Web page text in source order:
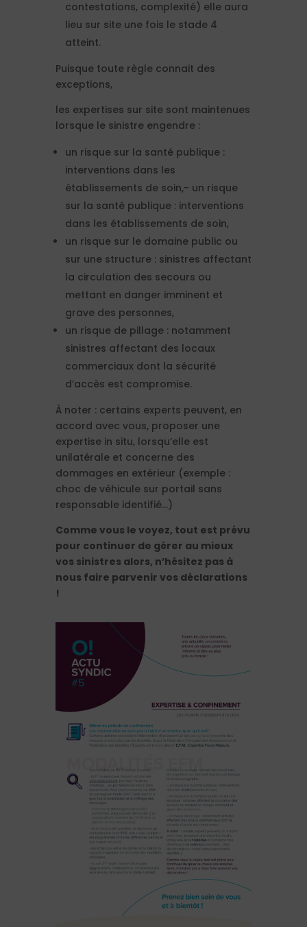
contestations, complexité) elle aura
lieu sur site une fois le stade 4
atteint.
Puisque toute règle connait des
exceptions,
les expertises sur site sont maintenues
lorsque le sinistre engendre :
un risque sur la santé publique :
interventions dans les
établissements de soin,- un risque
sur la santé publique : interventions
dans les établissements de soin,
un risque sur le domaine public ou
sur une structure : sinistres affectant
la circulation des secours ou
mettant en danger imminent et
grave des personnes,
un risque de pillage : notamment
sinistres affectant des locaux
commerciaux dont la sécurité
d’accès est compromise.
À noter : certains experts peuvent, en
accord avec vous, proposer une
expertise in situ, lorsqu’elle est
unilatérale et concerne des
dommages en extérieur (exemple :
choc de véhicule sur portail sans
responsable identifié…)
Comme vous le voyez, tout est prévu
pour continuer de gérer au mieux
vos sinistres alors, n’hésitez pas à
nous faire parvenir vos déclarations
!